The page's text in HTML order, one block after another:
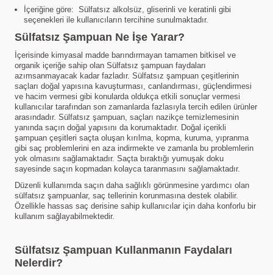
İçeriğine göre: Sülfatsız alkolsüz, gliserinli ve keratinli gibi
seçenekleri ile kullanıcıların tercihine sunulmaktadır.
Sülfatsız Şampuan Ne İşe Yarar?
İçerisinde kimyasal madde barındırmayan tamamen bitkisel ve
organik içeriğe sahip olan Sülfatsız şampuan faydaları
azımsanmayacak kadar fazladır. Sülfatsız şampuan çeşitlerinin
saçları doğal yapısına kavuşturması, canlandırması, güçlendirmesi
ve hacim vermesi gibi konularda oldukça etkili sonuçlar vermesi
kullanıcılar tarafından son zamanlarda fazlasıyla tercih edilen ürünler
arasındadır. Sülfatsız şampuan, saçları nazikçe temizlemesinin
yanında saçın doğal yapısını da korumaktadır. Doğal içerikli
şampuan çeşitleri saçta oluşan kırılma, kopma, kuruma, yıpranma
gibi saç problemlerini en aza indirmekte ve zamanla bu problemlerin
yok olmasını sağlamaktadır. Saçta bıraktığı yumuşak doku
sayesinde saçın kopmadan kolayca taranmasını sağlamaktadır.
Düzenli kullanımda saçın daha sağlıklı görünmesine yardımcı olan
sülfatsız şampuanlar, saç tellerinin korunmasına destek olabilir.
Özellikle hassas saç derisine sahip kullanıcılar için daha konforlu bir
kullanım sağlayabilmektedir.
Sülfatsız Şampuan Kullanmanın Faydaları
Nelerdir?